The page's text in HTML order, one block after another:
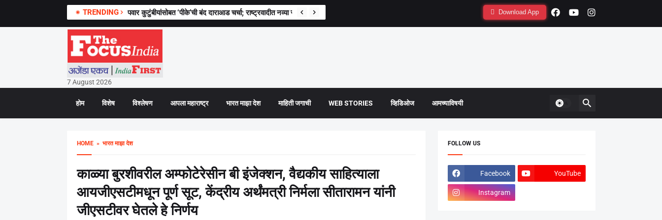
TRENDING सामाजिक भेदभाव संपेपर्यंत आरक्षण आवश्यक’; मोहन भागवत यांची स्पष्ट भूमिका Download App
7 August 2026
होम विशेष विश्लेषण आपला महाराष्ट्र भारत माझा देश माहिती जगाची WEB STORIES व्हिडिओज आमच्याविषयी
HOME» भारत माझा देश
काळ्या बुरशीवरील अम्फोटेरेसीन बी इंजेक्शन, वैद्यकीय साहित्याला
आयजीएसटीमधून पूर्ण सूट, केंद्रीय अर्थंमत्री निर्मला सीतारामन यांनी
जीएसटीवर घेतले हे निर्णय
FOLLOW US
Facebook YouTube
Instagram